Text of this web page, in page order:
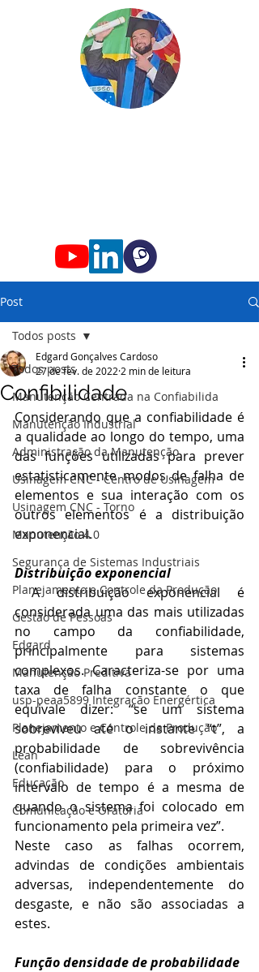
ProfessorEdgard
Post
Todos posts
Manutenção Centrada na Confiabilida
Manutenção Industrial
Administração da Manutenção
Usinagem CNC - Centro de Usinagem
Usinagem CNC - Torno
Manutenção 4.0
Segurança de Sistemas Industriais
Planejamento e Controle da Produção
Gestão de Pessoas
Edgard
Manutenção Preditiva
usp-peaa5899 Integração Energértica
Planejamento e Controle da Produção
Lean
Educação
Comunicação e Oratória
Todos posts
Confibilidade
Edgard Gonçalves Cardoso
27 de fev. de 2022 2 min de leitura
Considerando que a confiabilidade é
a qualidade ao longo do tempo, uma
das funções utilizadas para prever
estatisticamente modos de falha de
elementos e sua interação com os
outros elementos é a distribuição
exponencial.
Distribuição exponencial
A distribuição exponencial é
considerada uma das mais utilizadas
no campo da confiabilidade,
principalmente para sistemas
complexos. Caracteriza-se por uma
taxa de falha constante o que
equivale dizer: “se um sistema
sobreviveu até o instante “t”, a
probabilidade de sobrevivência
(confiabilidade) para o próximo
intervalo de tempo é a mesma de
quando o sistema foi colocado em
funcionamento pela primeira vez”.
Neste caso as falhas ocorrem,
advindas de condições ambientais
adversas, independentemente do
desgaste, e não são associadas a
estes.
Função densidade de probabilidade